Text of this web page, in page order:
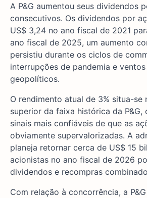
A P&G aumentou seus dividendos
consecutivos. Os dividendos por
US$ 3,24 no ano fiscal de 2021
ano fiscal de 2025, um aumento
persistiu durante os ciclos de
interrupções de pandemia e
geopolíticos.
O rendimento atual de 3% situa-se
superior da faixa histórica da P&G,
sinais mais confiáveis de que as
obviamente supervalorizadas. A
planeja retornar cerca de US$ 15
acionistas no ano fiscal de 2026
dividendos e recompras
Com relação à concorrência, a